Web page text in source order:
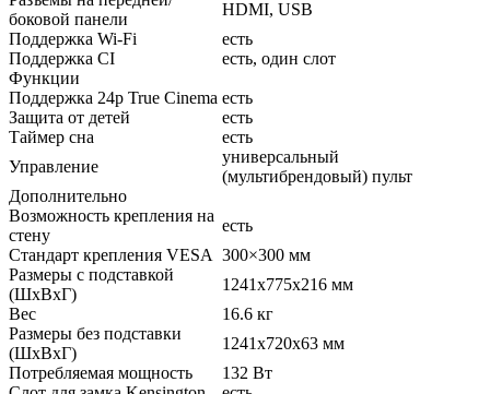
боковой панели
HDMI, USB
Поддержка Wi-Fi
есть
Поддержка CI
есть, один слот
Функции
Поддержка 24p True Cinema есть
Защита от детей
есть
Таймер сна
есть
Управление
универсальный
(мультибрендовый) пульт
Дополнительно
Возможность крепления на
стену
есть
Стандарт крепления VESA 300×300 мм
Размеры с подставкой
(ШxВxГ)
1241x775x216 мм
Вес
16.6 кг
Размеры без подставки
(ШxВxГ)
1241x720x63 мм
Потребляемая мощность
132 Вт